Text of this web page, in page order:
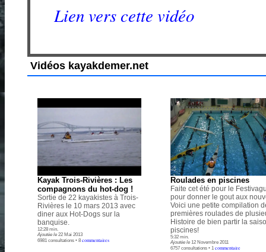
Lien vers cette vidéo
Vidéos kayakdemer.net
Kayak Trois-Rivières : Les
compagnons du hot-dog !
Sortie de 22 kayakistes à Trois-
Rivières le 10 mars 2013 avec
diner aux Hot-Dogs sur la
banquise.
12:28 min.
Ajoutée le22 Mai 2013
6981 consultations • 8 commentaires
Roulades en piscines
Faite cet été pour le
pour donner le gout aux
Voici une petite compilation
premières roulades de
Histoire de bien partir la
piscines!
5:32 min.
Ajoutée le12 Novembre 2011
6757 consultations • 1 commentaire